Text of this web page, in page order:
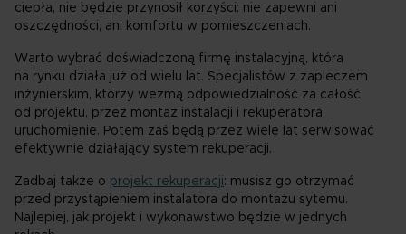
ciepła, nie będzie przynosił korzyści: nie zapewni ani
oszczędności, ani komfortu w pomieszczeniach.
Warto wybrać doświadczoną firmę instalacyjną, która
na rynku działa już od wielu lat. Specjalistów z zapleczem
inżynierskim, którzy wezmą odpowiedzialność za całość
od projektu, przez montaż instalacji i rekuperatora,
uruchomienie. Potem zaś będą przez wiele lat serwisować
efektywnie działający system rekuperacji.
Zadbaj także o projekt rekuperacji: musisz go otrzymać
przed przystąpieniem instalatora do montażu sytemu.
Najlepiej, jak projekt i wykonawstwo będzie w jednych